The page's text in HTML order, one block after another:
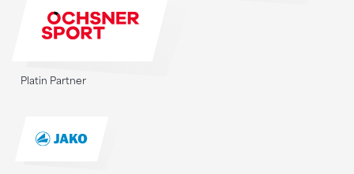
Platin Partner